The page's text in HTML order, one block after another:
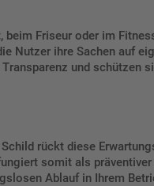
Friseur oder im
Nutzer ihre Sachen auf
und schützen
rückt diese
somit als präventiver
Ablauf in Ihrem